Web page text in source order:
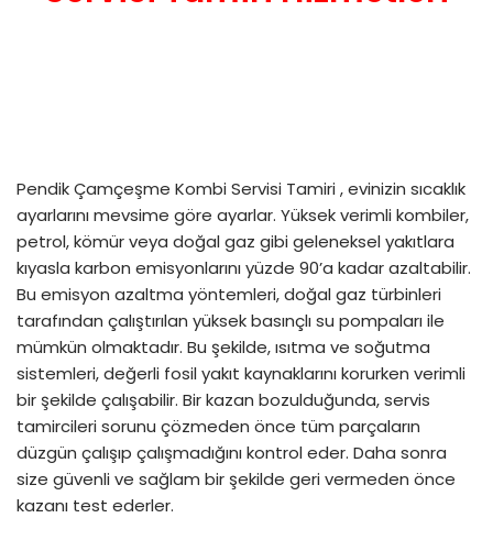
Pendik Çamçeşme Kombi Servisi Tamiri , evinizin sıcaklık
ayarlarını mevsime göre ayarlar. Yüksek verimli kombiler,
petrol, kömür veya doğal gaz gibi geleneksel yakıtlara
kıyasla karbon emisyonlarını yüzde 90’a kadar azaltabilir.
Bu emisyon azaltma yöntemleri, doğal gaz türbinleri
tarafından çalıştırılan yüksek basınçlı su pompaları ile
mümkün olmaktadır. Bu şekilde, ısıtma ve soğutma
sistemleri, değerli fosil yakıt kaynaklarını korurken verimli
bir şekilde çalışabilir. Bir kazan bozulduğunda, servis
tamircileri sorunu çözmeden önce tüm parçaların
düzgün çalışıp çalışmadığını kontrol eder. Daha sonra
size güvenli ve sağlam bir şekilde geri vermeden önce
kazanı test ederler.